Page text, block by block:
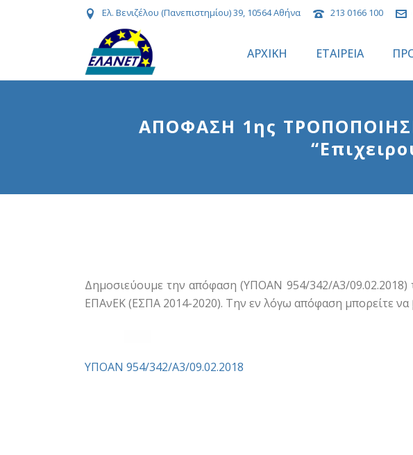
Ελ. Βενιζέλου (Πανεπιστημίου) 39, 10564 Αθήνα 213 0166 100
ΑΡΧΙΚΗ ΕΤΑΙΡΕΙΑ
ΑΠΟΦΑΣΗ 1ης
Δημοσιεύουμε την απόφαση (ΥΠΟΑΝ 954/342/A3/09.02.2018)
ΕΠΑνΕΚ (ΕΣΠΑ 2014-2020). Την εν λόγω απόφαση μπορείτε
ΥΠΟΑΝ 954/342/A3/09.02.2018